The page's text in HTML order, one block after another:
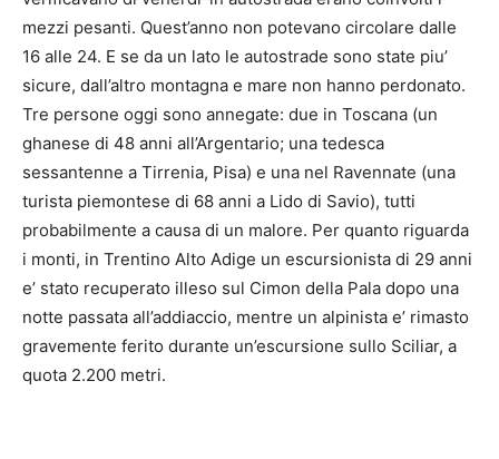
mezzi pesanti. Quest’anno non potevano circolare dalle
16 alle 24. E se da un lato le autostrade sono state piu’
sicure, dall’altro montagna e mare non hanno perdonato.
Tre persone oggi sono annegate: due in Toscana (un
ghanese di 48 anni all’Argentario; una tedesca
sessantenne a Tirrenia, Pisa) e una nel Ravennate (una
turista piemontese di 68 anni a Lido di Savio), tutti
probabilmente a causa di un malore. Per quanto riguarda
i monti, in Trentino Alto Adige un escursionista di 29 anni
e’ stato recuperato illeso sul Cimon della Pala dopo una
notte passata all’addiaccio, mentre un alpinista e’ rimasto
gravemente ferito durante un’escursione sullo Sciliar, a
quota 2.200 metri.